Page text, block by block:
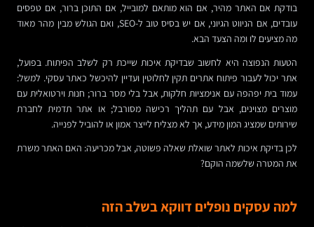
בודקת אם האתר מהיר, אם הוא מותאם למובייל, אם התוכן ברור, אם טפסים
עובדים, אם הניווט הגיוני, אם יש בסיס טוב ל-SEO, ואם הגולש מבין מהר מאוד
מה מציעים לו ומה הצעד הבא.
הטעות הנפוצה היא לחשוב שבדיקת איכות שייכת רק לשלב הפיתוח. בפועל,
אתר יכול לעבור פיתוח אתרים תקין לחלוטין ועדיין להיכשל כאתר עסקי. למשל:
עמוד בית יפהפה עם אנימציות חלקות, אבל בלי מסר ברור; חנות וירטואלית עם
מוצרים מצוינים, אבל עם תהליך רכישה מסורבל; או אתר תדמית לחברת
שירותים שמציג המון מידע, אך לא מצליח לייצר אמון או להוביל לפנייה.
לכן בדיקת איכות לאתר שואלת שאלה פשוטה, אבל מכריעה: האם האתר משרת
את המטרה שלשמה הוקם?
למה עסקים נופלים דווקא בשלב הזה